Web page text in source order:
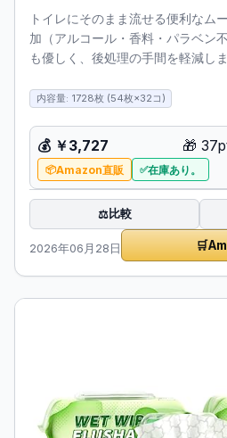
トイレにそのまま流せる便利なム
加（アルコール・香料・パラベン
も優しく、後処理の手間を軽減しま
内容量: 1728枚 (54枚×32コ)
💰 ￥3,727 🎁
Amazon直販 在庫あり。
⚖️比較
2026年06月28日 🛒